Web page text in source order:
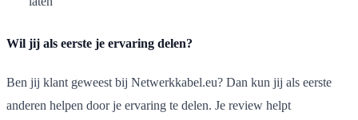
Wil jij als eerste je ervaring delen?
Ben jij klant geweest bij Netwerkkabel.eu? Dan kun jij als eerste
anderen helpen door je ervaring te delen. Je review helpt